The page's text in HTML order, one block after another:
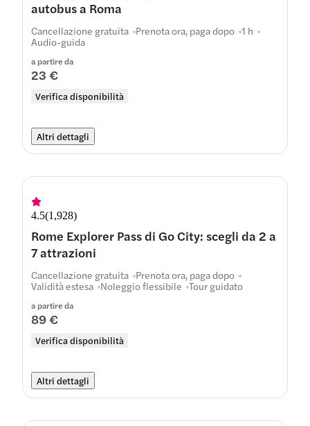
autobus a Roma
a partire da
23 €
Verifica disponibilità
Cancellazione gratuita Prenota ora, paga dopo 1 h
Audio-guida
Altri dettagli
4.5(1,928)
Rome Explorer Pass di Go City: scegli da 2 a
7 attrazioni
a partire da
89 €
Verifica disponibilità
Cancellazione gratuita Prenota ora, paga dopo
Validità estesa Noleggio flessibile Tour guidato
Altri dettagli